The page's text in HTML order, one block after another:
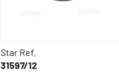
Star Ref.
31597/12